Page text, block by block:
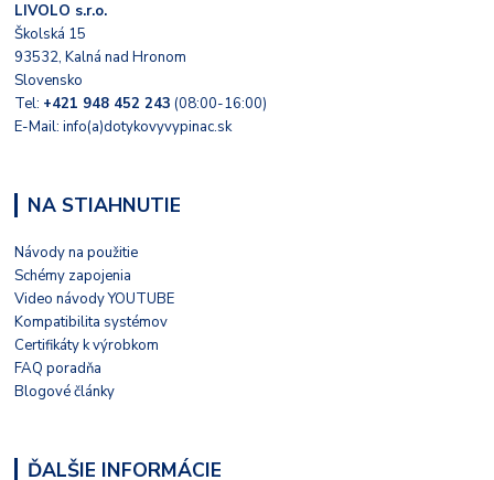
LIVOLO s.r.o.
Školská 15
93532, Kalná nad Hronom
Slovensko
Tel: +421 948 452 243 (08:00-16:00)
E-Mail: info(a)dotykovyvypinac.sk
NA STIAHNUTIE
Návody na použitie
Schémy zapojenia
Video návody YOUTUBE
Kompatibilita systémov
Certifikáty k výrobkom
FAQ poradňa
Blogové články
ĎALŠIE INFORMÁCIE